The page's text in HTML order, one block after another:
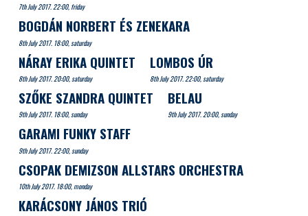
7th July 2017. 22:00, friday
BOGDÁN NORBERT ÉS ZENEKARA
8th July 2017. 18:00, saturday
NÁRAY ERIKA QUINTET
8th July 2017. 20:00, saturday
LOMBOS ÚR
8th July 2017. 22:00, saturday
SZŐKE SZANDRA QUINTET
9th July 2017. 18:00, sunday
BELAU
9th July 2017. 20:00, sunday
GARAMI FUNKY STAFF
9th July 2017. 22:00, sunday
CSOPAK DEMIZSON ALLSTARS ORCHESTRA
10th July 2017. 18:00, monday
KARÁCSONY JÁNOS TRIÓ